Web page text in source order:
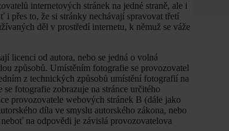
internetových stránek na jedné straně, ale i
i přes to, že si stránky nechávají spravovat třetí
děl v prostředí internetu, k němuž se váže
licenci od autora, nebo se jedná o volná
způsobů. Umístěním fotografie se provozovatel
z technických způsobů umístění fotografií na
fotografie zobrazuje na stránce určitého
provozovatele webových stránek B (dále jako
díla ve smyslu autorského zákona, nebo
na odpovědi je závislá provozovatelova